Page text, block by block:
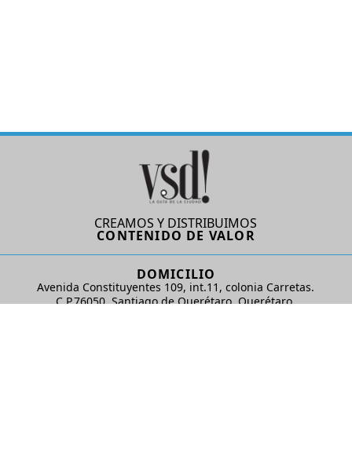
CREAMOS Y DISTRIBUIMOS
CONTENIDO DE VALOR
DOMICILIO
Avenida Constituyentes 109, int.11, colonia Carretas.
C.P.76050. Santiago de Querétaro, Querétaro.